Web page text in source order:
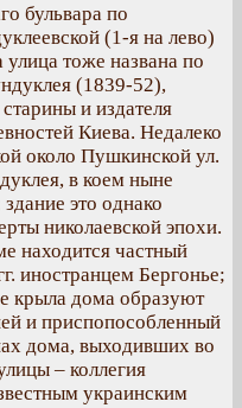
бульвара по
(1-я на лево)
тоже названа по
(1839-52),
и издателя
Киева. Недалеко
около Пушкинской ул.
в коем ныне
это однако
николаевской эпохи.
находится частный
иностранцем Бергонье;
крыла дома образуют
и приспопособленный
дома, выходивших во
– коллегия
украинским